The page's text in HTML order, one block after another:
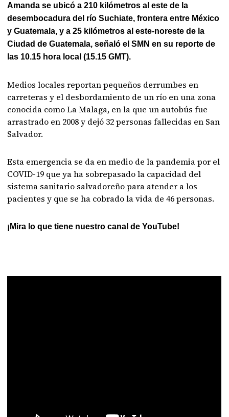
Amanda se ubicó a 210 kilómetros al este de la
desembocadura del río Suchiate, frontera entre México
y Guatemala, y a 25 kilómetros al este-noreste de la
Ciudad de Guatemala, señaló el SMN en su reporte de
las 10.15 hora local (15.15 GMT).
Medios locales reportan pequeños derrumbes en
carreteras y el desbordamiento de un río en una zona
conocida como La Malaga, en la que un autobús fue
arrastrado en 2008 y dejó 32 personas fallecidas en San
Salvador.
Esta emergencia se da en medio de la pandemia por el
COVID-19 que ya ha sobrepasado la capacidad del
sistema sanitario salvadoreño para atender a los
pacientes y que se ha cobrado la vida de 46 personas.
¡Mira lo que tiene nuestro canal de YouTube!